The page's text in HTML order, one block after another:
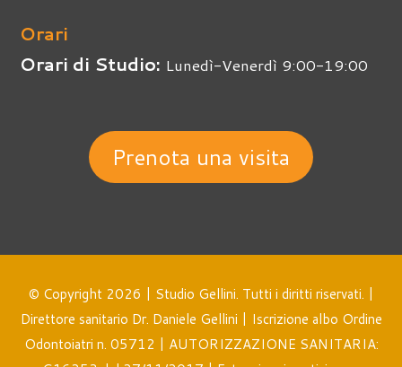
Orari
Orari di Studio: Lunedì-Venerdì 9:00-19:00
Prenota una visita
© Copyright 2026 | Studio Gellini. Tutti i diritti riservati. |
Direttore sanitario Dr. Daniele Gellini | Iscrizione albo Ordine
Odontoiatri n. 05712 | AUTORIZZAZIONE SANITARIA: